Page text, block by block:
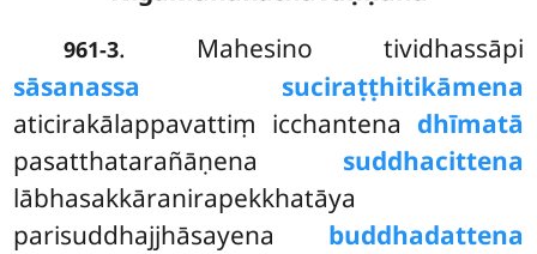
961-3. Mahesino tividhassāpi
sāsanassa suciraṭṭhitikāmena
aticirakālappavattiṃ icchantena dhīmatā
pasatthatarañāṇena suddhacittena
lābhasakkāranirapekkhatāya
parisuddhajjhāsayena buddhadattena